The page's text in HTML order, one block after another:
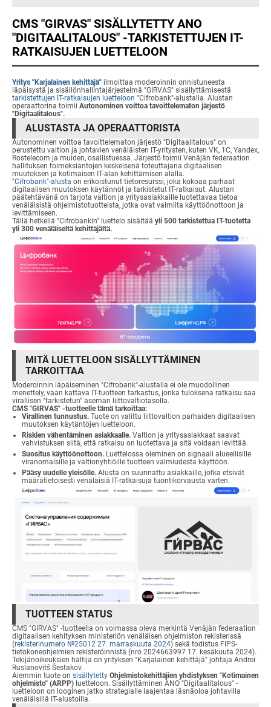
CMS "GIRVAS" SISÄLLYTETTY ANO
"DIGITAALITALOUS" -TARKISTETTUJEN IT-
RATKAISUJEN LUETTELOON
Yritys "Karjalainen kehittäjä" ilmoittaa moderoinnin onnistuneesta
läpäisystä ja sisällönhallintajärjestelmä "GIRVAS" sisällyttämisestä
tarkistettujen IT-ratkaisujen luetteloon "Cifrobank"-alustalla. Alustan
operaattorina toimii Autonominen voittoa tavoittelematon järjestö
"Digitaalitalous".
ALUSTASTA JA OPERAATTORISTA
Autonominen voittoa tavoittelematon järjestö "Digitaalitalous" on
perustettu valtion ja johtavien venäläisten IT-yritysten, kuten VK, 1C, Yandex,
Rostelecom ja muiden, osallistuessa. Järjestö toimii Venäjän federaation
hallituksen toimeksiantojen keskeisenä toteuttajana digitaalisen
muutoksen ja kotimaisen IT-alan kehittämisen alalla.
"Cifrobank"-alusta on erikoistunut tietoresurssi, joka kokoaa parhaat
digitaalisen muutoksen käytännöt ja tarkistetut IT-ratkaisut. Alustan
päätehtävänä on tarjota valtion ja yritysasiakkaille luotettavaa tietoa
venäläisistä ohjelmistotuotteista, jotka ovat valmiita käyttöönottoon ja
levittämiseen.
Tällä hetkellä "Cifrobankin" luettelo sisältää yli 500 tarkistettua IT-tuotetta
yli 300 venäläiseltä kehittäjältä.
MITÄ LUETTELOON SISÄLLYTTÄMINEN
TARKOITTAA
Moderoinnin läpäiseminen "Cifrobank"-alustalla ei ole muodollinen
menettely, vaan kattava IT-tuotteen tarkastus, jonka tuloksena ratkaisu saa
virallisen "tarkistetun" aseman liittovaltiotasolla.
CMS "GIRVAS" -tuotteelle tämä tarkoittaa:
Virallinen tunnustus. Tuote on valittu liittovaltion parhaiden digitaalisen
muutoksen käytäntöjen luetteloon.
Riskien vähentäminen asiakkaalle. Valtion ja yritysasiakkaat saavat
vahvistuksen siitä, että ratkaisu on luotettava ja sitä voidaan levittää.
Suositus käyttöönottoon. Luettelossa oleminen on signaali alueellisille
viranomaisille ja valtionyhtiöille tuotteen valmiudesta käyttöön.
Pääsy uudelle yleisölle. Alusta on suunnattu asiakkaille, jotka etsivät
määrätietoisesti venäläisiä IT-ratkaisuja tuontikorvausta varten.
TUOTTEEN STATUS
CMS "GIRVAS" -tuotteella on voimassa oleva merkintä Venäjän federaation
digitaalisen kehityksen ministeriön venäläisen ohjelmiston rekisterissä
(rekisterinumero №25012 27. marraskuuta 2024) sekä todistus FIPS-
tietokoneohjelmien rekisteröinnistä (nro 2024663997 17. kesäkuuta 2024).
Tekijänoikeuksien haltija on yrityksen "Karjalainen kehittäjä" johtaja Andrei
Ruslanovitš Šestakov.
Aiemmin tuote on sisällytetty Ohjelmistokehittäjien yhdistyksen "Kotimainen
ohjelmisto" (ARPP) luetteloon. Sisällyttäminen ANO "Digitaalitalous" -
luetteloon on looginen jatko strategialle laajentaa läsnäoloa johtavilla
venäläisillä IT-alustoilla.